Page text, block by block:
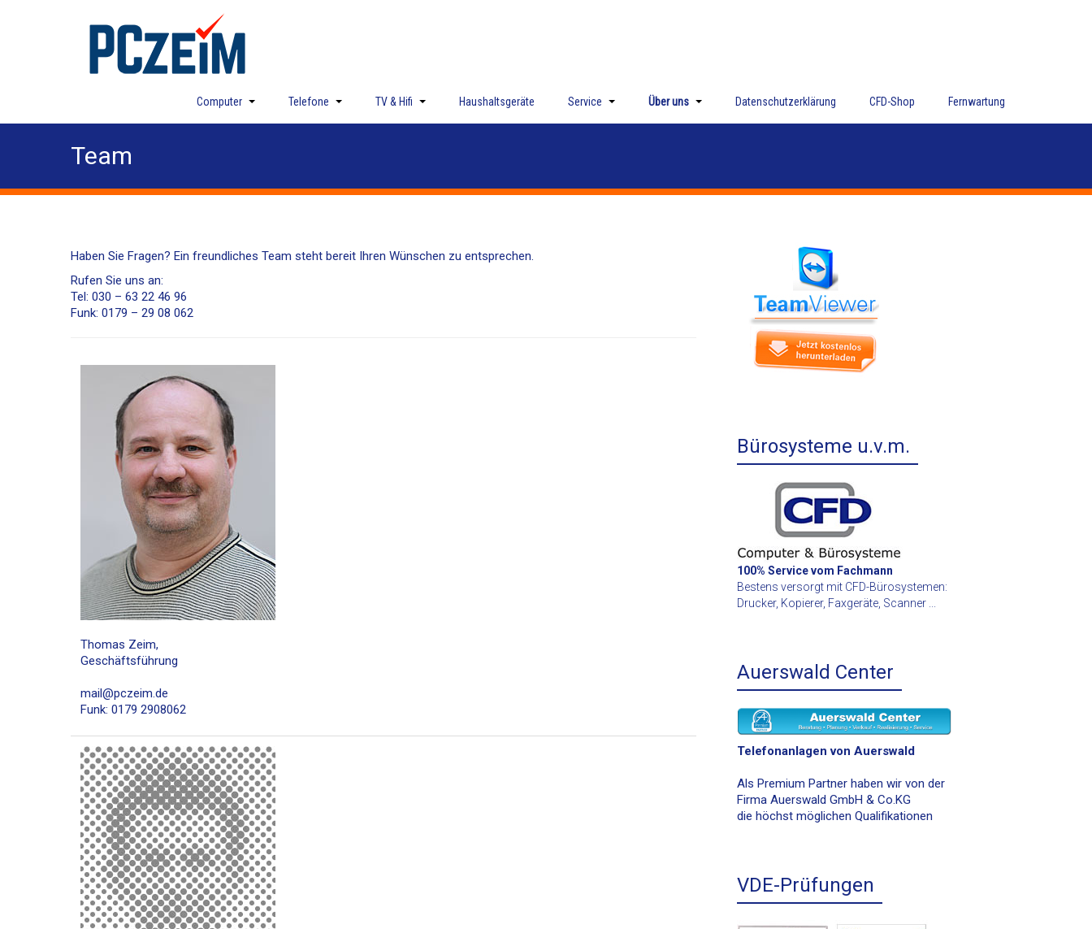
Computer Telefone TV & Hifi Haushaltsgeräte Service Über uns Datenschutzerklärung CFD-Shop Fernwartung
Team
Haben Sie Fragen? Ein freundliches Team steht bereit Ihren Wünschen zu entsprechen.
Rufen Sie uns an:
Tel: 030 – 63 22 46 96
Funk: 0179 – 29 08 062
Thomas Zeim,
Geschäftsführung
mail@pczeim.de
Funk: 0179 2908062
Bürosysteme u.v.m.
100% Service vom Fachmann
Bestens versorgt mit CFD-Bürosystemen:
Drucker, Kopierer, Faxgeräte, Scanner ...
Auerswald Center
Telefonanlagen von Auerswald
Als Premium Partner haben wir von der
Firma Auerswald GmbH & Co.KG
die höchst möglichen Qualifikationen
VDE-Prüfungen